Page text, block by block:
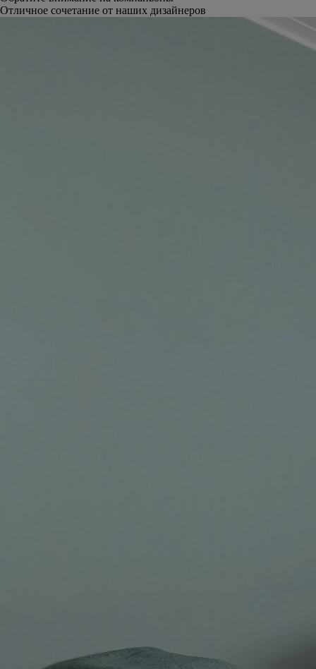
Отличное сочетание от наших дизайнеров